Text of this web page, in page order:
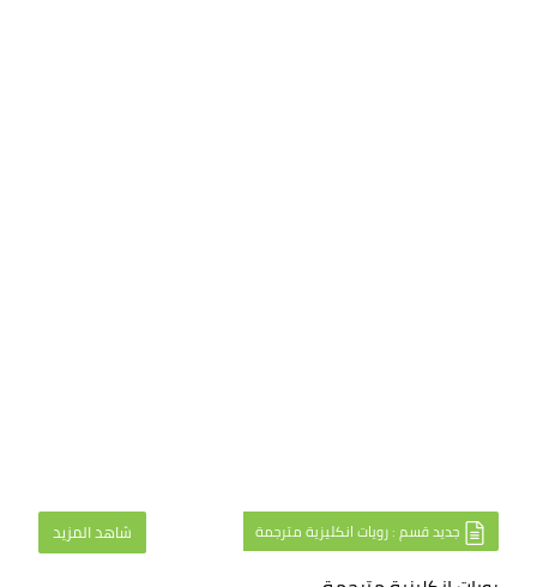
جديد قسم : رويات انكليزية مترجمة شاهد المزيد